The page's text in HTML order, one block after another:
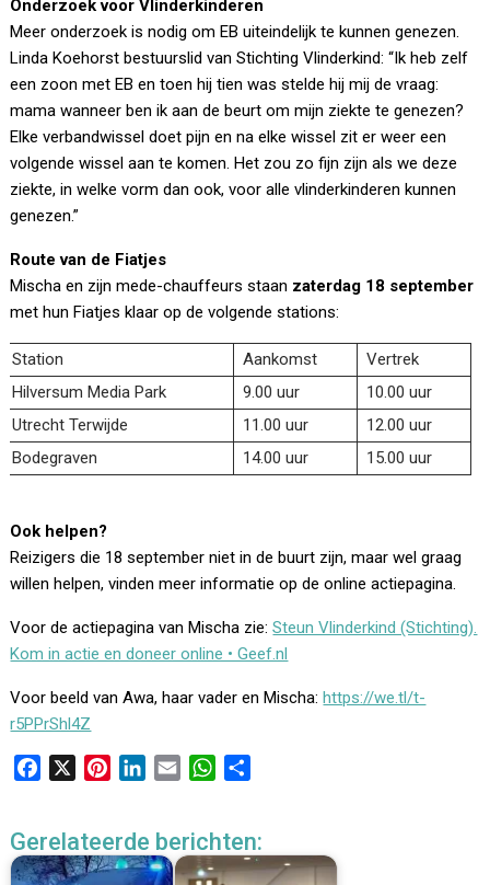
Onderzoek voor Vlinderkinderen
Meer onderzoek is nodig om EB uiteindelijk te kunnen genezen.
Linda Koehorst bestuurslid van Stichting Vlinderkind: “Ik heb zelf
een zoon met EB en toen hij tien was stelde hij mij de vraag:
mama wanneer ben ik aan de beurt om mijn ziekte te genezen?
Elke verbandwissel doet pijn en na elke wissel zit er weer een
volgende wissel aan te komen. Het zou zo fijn zijn als we deze
ziekte, in welke vorm dan ook, voor alle vlinderkinderen kunnen
genezen.”
Route van de Fiatjes
Mischa en zijn mede-chauffeurs staan zaterdag 18 september
met hun Fiatjes klaar op de volgende stations:
Station Aankomst
Vertrek
Hilversum Media Park
9.00 uur
10.00 uur
Utrecht Terwijde
11.00 uur
12.00 uur
Bodegraven
14.00 uur 15.00 uur
Ook helpen?
Reizigers die 18 september niet in de buurt zijn, maar wel graag
willen helpen, vinden meer informatie op de online actiepagina.
Voor de actiepagina van Mischa zie:Steun Vlinderkind (Stichting).
Kom in actie en doneer online • Geef.nl
Voor beeld van Awa, haar vader en Mischa:https://we.tl/t-
r5PPrShl4Z
e
b
t
e
k
e
i
l
W
t
s
e
n
Gerelateerde berichten: